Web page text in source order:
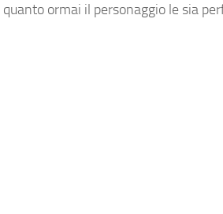
ormai il personaggio le sia